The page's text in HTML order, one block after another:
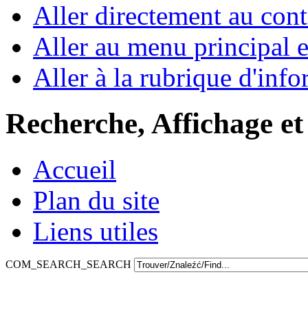
Aller directement au
Aller au menu principal
Aller à la rubrique
Recherche, Affichage
Accueil
Plan du site
Liens utiles
COM_SEARCH_SEARCH